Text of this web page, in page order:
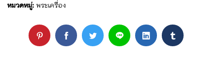
หมวดหมู่: พระเครื่อง